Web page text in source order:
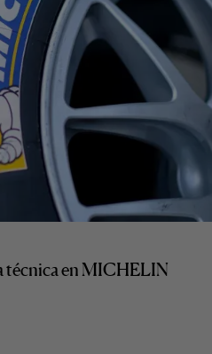
técnica en MICHELIN